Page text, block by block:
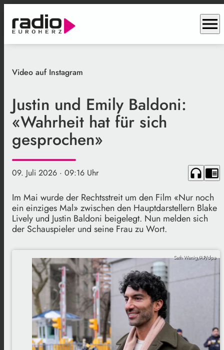
menu
Video auf Instagram
Justin und Emily Baldoni:
«Wahrheit hat für sich
gesprochen»
09. Juli 2026 · 09:16 Uhr headphones chrome_reader_mode
Im Mai wurde der Rechtsstreit um den Film «Nur noch
ein einziges Mal» zwischen den Hauptdarstellern Blake
Lively und Justin Baldoni beigelegt. Nun melden sich
der Schauspieler und seine Frau zu Wort.
Seth Wenig/AP/dpa